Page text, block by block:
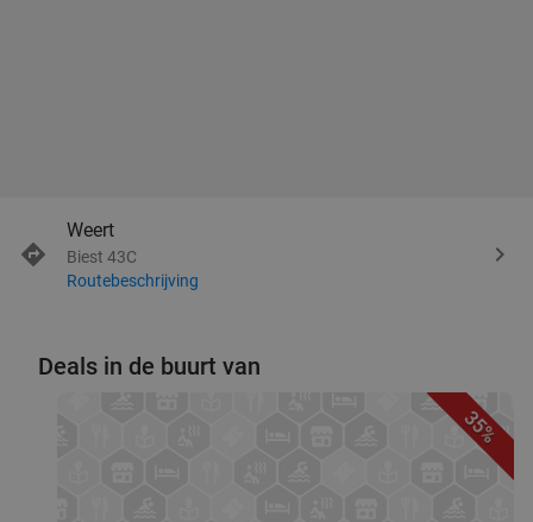
Weert
Biest 43C
Routebeschrijving
Deals in de buurt van
35%